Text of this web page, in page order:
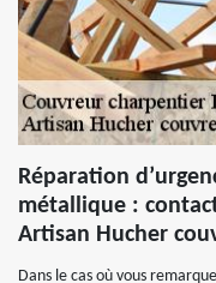
Réparation
métallique :
Artisan Hucher
Dans le cas où vous